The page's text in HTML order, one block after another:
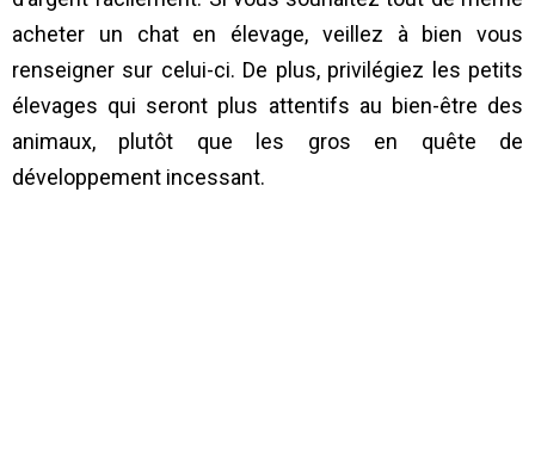
acheter un chat en élevage, veillez à bien vous
renseigner sur celui-ci. De plus, privilégiez les petits
élevages qui seront plus attentifs au bien-être des
animaux, plutôt que les gros en quête de
développement incessant.